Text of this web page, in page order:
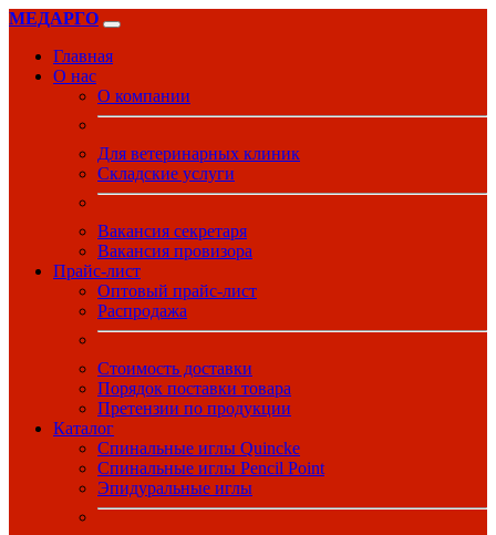
МЕДАРГО
Главная
О нас
О компании
Для ветеринарных клиник
Складские услуги
Вакансия секретаря
Вакансия провизора
Прайс-лист
Оптовый прайс-лист
Распродажа
Стоимость доставки
Порядок поставки товара
Претензии по продукции
Каталог
Спинальные иглы Quincke
Спинальные иглы Pencil Point
Эпидуральные иглы